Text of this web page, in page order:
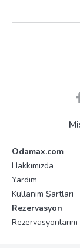
Odamax.com
Hakkımızda
Yardım
Kullanım Şartları
Rezervasyon
Rezervasyonlarım